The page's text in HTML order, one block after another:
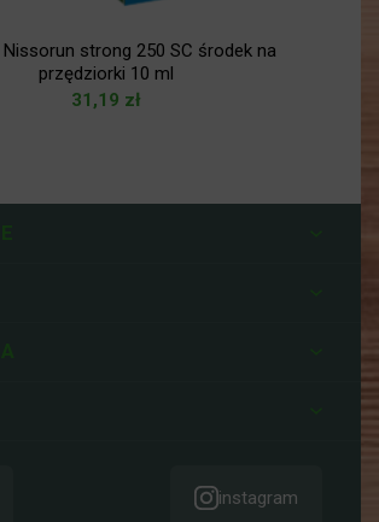
strong 250 SC środek na
przędziorki 10 ml
31,19 zł
instagram